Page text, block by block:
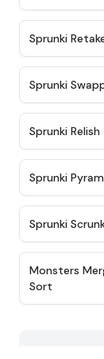
Sprunki
Sprunki
Sprunki Relish
Sprunki
Sprunki
Monsters
Sort